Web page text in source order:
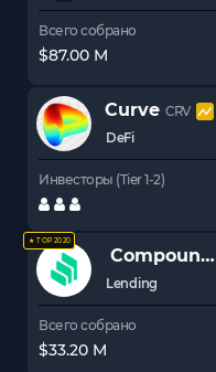
Всего собрано
$87.00 M
Curve CRV
DeFi
Инвесторы (Tier 1-2)
★ TOP 2020
Compound
Lending
Всего собрано
$33.20 M